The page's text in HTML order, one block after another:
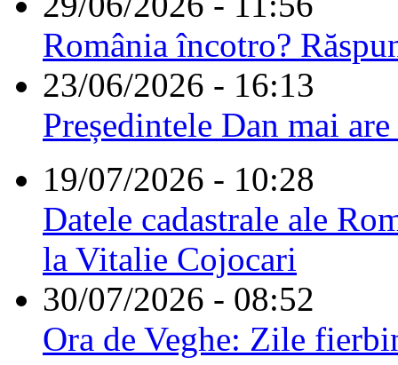
România încotro?
23/06/2026 - 16:13
Președintele Dan mai
19/07/2026 - 10:28
Datele cadastrale ale
la Vitalie Cojocari
30/07/2026 - 08:52
Ora de Veghe: Zile